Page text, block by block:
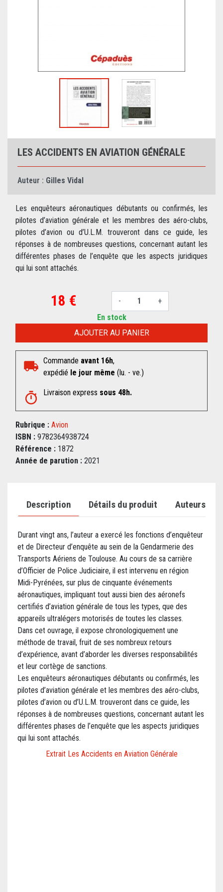
LES ACCIDENTS EN AVIATION GÉNÉRALE
Auteur : Gilles Vidal
Les enquêteurs aéronautiques débutants ou confirmés, les
pilotes d’aviation générale et les membres des aéro-clubs,
pilotes d’avion ou d’U.L.M. trouveront dans ce guide, les
réponses à de nombreuses questions, concernant autant les
différentes phases de l’enquête que les aspects juridiques
qui lui sont attachés.
18 € - +
AJOUTER AU PANIER
En stock
Commande avant 16h,
expédié le jour même (lu. - ve.)
Livraison express sous 48h.
Rubrique : Avion
ISBN : 9782364938724
Référence : 1872
Année de parution : 2021
Description Détails du produit Auteurs
Durant vingt ans, l’auteur a exercé les fonctions d’enquêteur
et de Directeur d’enquête au sein de la Gendarmerie des
Transports Aériens de Toulouse. Au cours de sa carrière
d’Officier de Police Judiciaire, il est intervenu en région
Midi-Pyrénées, sur plus de cinquante événements
aéronautiques, impliquant tout aussi bien des aéronefs
certifiés d’aviation générale de tous les types, que des
appareils ultralégers motorisés de toutes les classes.
Dans cet ouvrage, il expose chronologiquement une
méthode de travail, fruit de ses nombreux retours
d’expérience, avant d’aborder les diverses responsabilités
et leur cortège de sanctions.
Les enquêteurs aéronautiques débutants ou confirmés, les
pilotes d’aviation générale et les membres des aéro-clubs,
pilotes d’avion ou d’U.L.M. trouveront dans ce guide, les
réponses à de nombreuses questions, concernant autant les
différentes phases de l’enquête que les aspects juridiques
qui lui sont attachés.
Extrait Les Accidents en Aviation Générale